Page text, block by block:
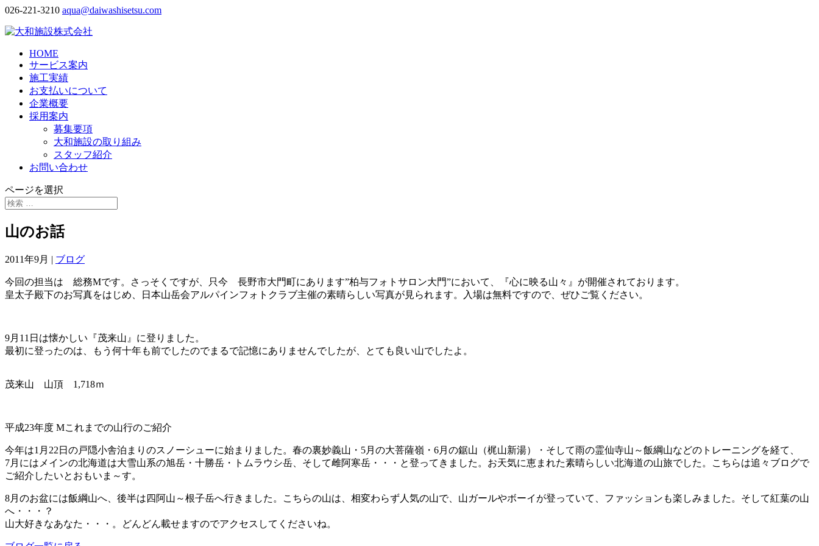
026-221-3210 aqua@daiwashisetsu.com
HOME
サービス案内
施工実績
お支払いについて
企業概要
採用案内
募集要項
大和施設の取り組み
スタッフ紹介
お問い合わせ
ページを選択
山のお話
2011年9月 | ブログ
今回の担当は 総務Mです。さっそくですが、只今 長野市大門町にあります”柏与フォトサロン大門”において、『心に映る山々』が開催されております。
皇太子殿下のお写真をはじめ、日本山岳会アルパインフォトクラブ主催の素晴らしい写真が見られます。入場は無料ですので、ぜひご覧ください。
9月11日は懐かしい『茂来山』に登りました。
最初に登ったのは、もう何十年も前でしたのでまるで記憶にありませんでしたが、とても良い山でしたよ。
茂来山 山頂 1,718ｍ
平成23年度 Mこれまでの山行のご紹介
今年は1月22日の戸隠小舎泊まりのスノーシューに始まりました。春の裏妙義山・5月の大菩薩嶺・6月の鋸山（梶山新湯）・そして雨の霊仙寺山～飯綱山などのトレーニングを経て、
7月にはメインの北海道は大雪山系の旭岳・十勝岳・トムラウシ岳、そして雌阿寒岳・・・と登ってきました。お天気に恵まれた素晴らしい北海道の山旅でした。こちらは追々ブログで
ご紹介したいとおもいま～す。
8月のお盆には飯綱山へ、後半は四阿山～根子岳へ行きました。こちらの山は、相変わらず人気の山で、山ガールやボーイが登っていて、ファッションも楽しみました。そして紅葉の山
へ・・・？
山大好きなあなた・・・。どんどん載せますのでアクセスしてくださいね。